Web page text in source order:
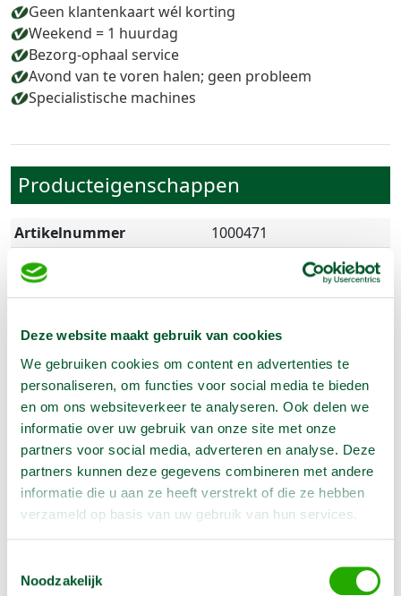
Deze website maakt gebruik van cookies
We gebruiken cookies om content en advertenties te
personaliseren, om functies voor social media te bieden
en om ons websiteverkeer te analyseren. Ook delen we
informatie over uw gebruik van onze site met onze
partners voor social media, adverteren en analyse. Deze
partners kunnen deze gegevens combineren met andere
informatie die u aan ze heeft verstrekt of die ze hebben
verzameld op basis van uw gebruik van hun services.
Noodzakelijk
Geen klantenkaart wél korting
Weekend = 1 huurdag
Bezorg-ophaal service
Avond van te voren halen; geen probleem
Specialistische machines
Producteigenschappen
Artikelnummer
1000471
Lengte
Omschrijving
Glasrek is ideaal voor het velig vervoeren van glas of
andere platen. Afhankelijk van het glas wat vervoerd
moet worden Geschikt voor aanhangwagen met een
lengte van 2,50 of 3 m